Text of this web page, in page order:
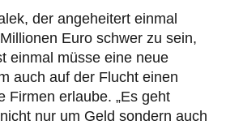
der angeheitert einmal
Euro schwer zu sein,
einmal müsse eine neue
auch auf der Flucht einen
Firmen erlaube. „Es geht
nur um Geld sondern auch